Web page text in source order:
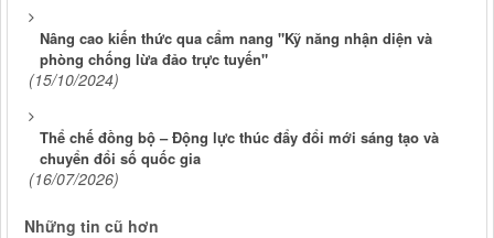
Nâng cao kiến thức qua cẩm nang "Kỹ năng nhận diện và
phòng chống lừa đảo trực tuyến"
(15/10/2024)
Thể chế đồng bộ – Động lực thúc đẩy đổi mới sáng tạo và
chuyển đổi số quốc gia
(16/07/2026)
Những tin cũ hơn